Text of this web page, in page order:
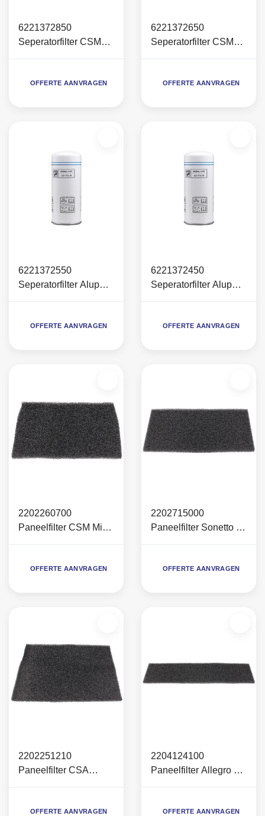
6221372850
Seperatorfilter CSM
OFFERTE AANVRAGEN
6221372650
Seperatorfilter CSM
OFFERTE AANVRAGEN
6221372550
Seperatorfilter Alup
OFFERTE AANVRAGEN
6221372450
Seperatorfilter Alup
OFFERTE AANVRAGEN
2202260700
Paneelfilter CSM Mini
OFFERTE AANVRAGEN
2202715000
Paneelfilter Sonetto 8-
OFFERTE AANVRAGEN
2202251210
Paneelfilter CSA
OFFERTE AANVRAGEN
2204124100
Paneelfilter Allegro 8-
OFFERTE AANVRAGEN